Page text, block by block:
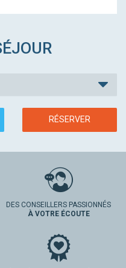
RÉSERVER
DES CONSEILLERS PASSIONNÉS
À VOTRE ÉCOUTE